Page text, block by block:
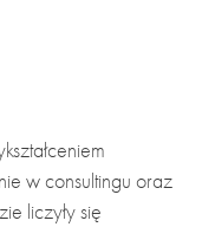
w consultingu oraz
liczyły się